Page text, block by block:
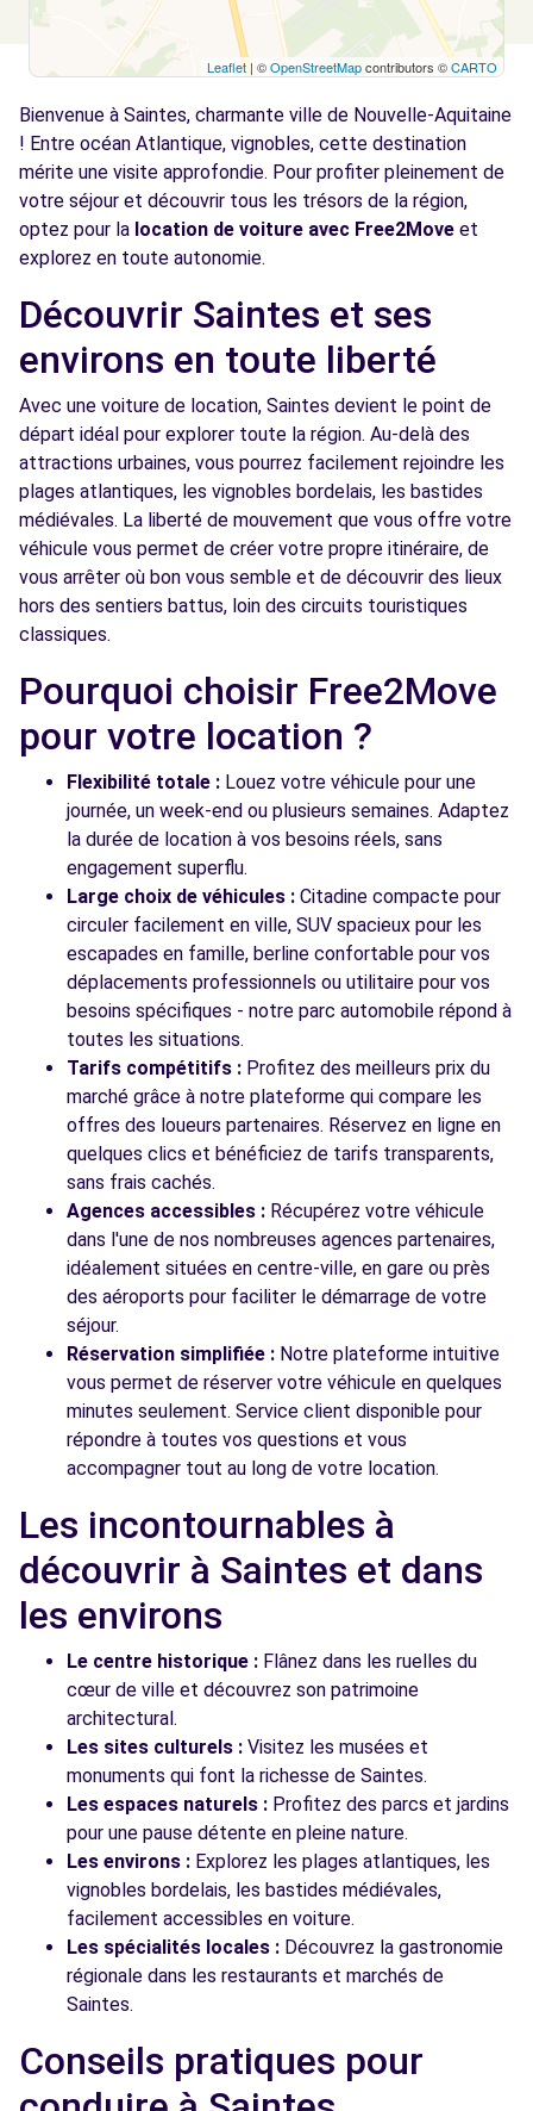
Leaflet| ©OpenStreetMapcontributors ©CARTO
Bienvenue à Saintes, charmante ville de Nouvelle-Aquitaine
! Entre océan Atlantique, vignobles, cette destination
mérite une visite approfondie. Pour profiter pleinement de
votre séjour et découvrir tous les trésors de la région,
optez pour la location de voiture avec Free2Move et
explorez en toute autonomie.
Découvrir Saintes et ses
environs en toute liberté
Avec une voiture de location, Saintes devient le point de
départ idéal pour explorer toute la région. Au-delà des
attractions urbaines, vous pourrez facilement rejoindre les
plages atlantiques, les vignobles bordelais, les bastides
médiévales. La liberté de mouvement que vous offre votre
véhicule vous permet de créer votre propre itinéraire, de
vous arrêter où bon vous semble et de découvrir des lieux
hors des sentiers battus, loin des circuits touristiques
classiques.
Pourquoi choisir Free2Move
pour votre location ?
Flexibilité totale : Louez votre véhicule pour une
journée, un week-end ou plusieurs semaines. Adaptez
la durée de location à vos besoins réels, sans
engagement superflu.
Large choix de véhicules : Citadine compacte pour
circuler facilement en ville, SUV spacieux pour les
escapades en famille, berline confortable pour vos
déplacements professionnels ou utilitaire pour vos
besoins spécifiques - notre parc automobile répond à
toutes les situations.
Tarifs compétitifs : Profitez des meilleurs prix du
marché grâce à notre plateforme qui compare les
offres des loueurs partenaires. Réservez en ligne en
quelques clics et bénéficiez de tarifs transparents,
sans frais cachés.
Agences accessibles : Récupérez votre véhicule
dans l'une de nos nombreuses agences partenaires,
idéalement situées en centre-ville, en gare ou près
des aéroports pour faciliter le démarrage de votre
séjour.
Réservation simplifiée : Notre plateforme intuitive
vous permet de réserver votre véhicule en quelques
minutes seulement. Service client disponible pour
répondre à toutes vos questions et vous
accompagner tout au long de votre location.
Les incontournables à
découvrir à Saintes et dans
les environs
Le centre historique : Flânez dans les ruelles du
cœur de ville et découvrez son patrimoine
architectural.
Les sites culturels : Visitez les musées et
monuments qui font la richesse de Saintes.
Les espaces naturels : Profitez des parcs et jardins
pour une pause détente en pleine nature.
Les environs : Explorez les plages atlantiques, les
vignobles bordelais, les bastides médiévales,
facilement accessibles en voiture.
Les spécialités locales : Découvrez la gastronomie
régionale dans les restaurants et marchés de
Saintes.
Conseils pratiques pour